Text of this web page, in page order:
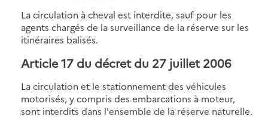
La circulation à cheval est interdite, sauf pour les
agents chargés de la surveillance de la réserve sur les
itinéraires balisés.
Article 17 du décret du 27 juillet 2006
La circulation et le stationnement des véhicules
motorisés, y compris des embarcations à moteur,
sont interdits dans l'ensemble de la réserve naturelle.